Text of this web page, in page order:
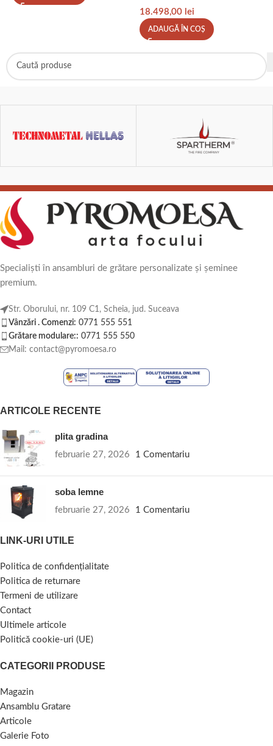
18.498,00 lei
ADAUGĂ ÎN COȘ
Specialiști în ansambluri de grătare personalizate și șeminee
premium.
Str. Oborului, nr. 109 C1, Scheia, jud. Suceava
Vânzări . Comenzi: 0771 555 551
Grătare modulare:: 0771 555 550
Mail: contact@pyromoesa.ro
ARTICOLE RECENTE
plita gradina
februarie 27, 2026 1 Comentariu
soba lemne
februarie 27, 2026 1 Comentariu
LINK-URI UTILE
Politica de confidențialitate
Politica de returnare
Termeni de utilizare
Contact
Ultimele articole
Politică cookie-uri (UE)
CATEGORII PRODUSE
Magazin
Ansamblu Gratare
Articole
Galerie Foto